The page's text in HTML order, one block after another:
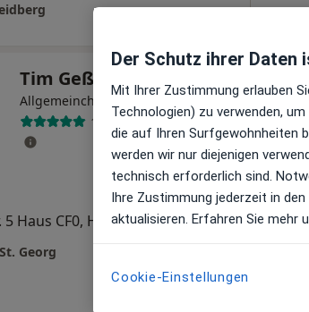
Tim Geßmann
Allgemeinchirurg, Proktologe
151 Bewertungen
Lohmühlenstr. 5 Haus CF0, Hamburg •
Zu Google
Georg
Der Schutz ihrer Daten
Mit Ihrer Zustimmung erlauben
Technologien) zu verwenden,
die auf Ihren Surfgewohnheiten
werden wir nur diejenigen
technisch erforderlich sind.
Ihre Zustimmung jederzeit in
aktualisieren. Erfahren Sie mehr
Cookie-Einstellungen